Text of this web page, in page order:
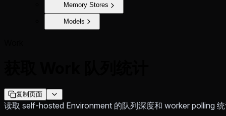
Memory Stores
Models
复制页面
读取 self-hosted Environment 的队列深度和 worker polling